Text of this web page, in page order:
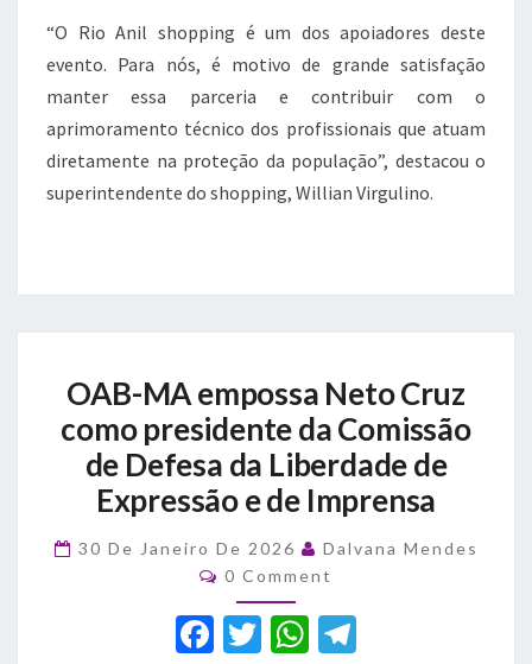
“O Rio Anil shopping é um dos apoiadores deste
evento. Para nós, é motivo de grande satisfação
manter essa parceria e contribuir com o
aprimoramento técnico dos profissionais que atuam
diretamente na proteção da população”, destacou o
superintendente do shopping, Willian Virgulino.
MA
empossa
Neto
Cruz
como
presidente
da
Comissão
de
Defesa
da
OAB-MA empossa Neto Cruz
como presidente da Comissão
de Defesa da Liberdade de
Expressão e de Imprensa
30 De Janeiro De 2026
Dalvana Mendes
Comments
0 Comment
F T W